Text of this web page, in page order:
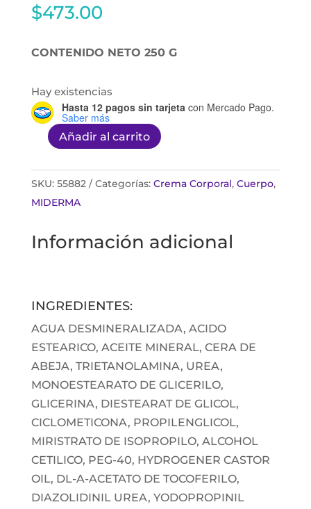
$473.00
CONTENIDO NETO 250 G
Hay existencias
Hasta 12 pagos sin tarjeta con Mercado Pago.
Saber más
MIDERMA
30
CREMA
cantidad
Añadir al carrito
SKU: 55882 Categorías: Crema Corporal, Cuerpo,
MIDERMA
Información adicional
INGREDIENTES:
AGUA DESMINERALIZADA, ACIDO
ESTEARICO, ACEITE MINERAL, CERA DE
ABEJA, TRIETANOLAMINA, UREA,
MONOESTEARATO DE GLICERILO,
GLICERINA, DIESTEARAT DE GLICOL,
CICLOMETICONA, PROPILENGLICOL,
MIRISTRATO DE ISOPROPILO, ALCOHOL
CETILICO, PEG-40, HYDROGENER CASTOR
OIL, DL-A-ACETATO DE TOCOFERILO,
DIAZOLIDINIL UREA, YODOPROPINIL